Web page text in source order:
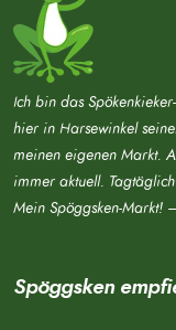
Ich bin das
hier in Harsewinkel
meinen eigenen Markt.
immer aktuell.
Mein Spöggsken-Markt!
Spöggsken